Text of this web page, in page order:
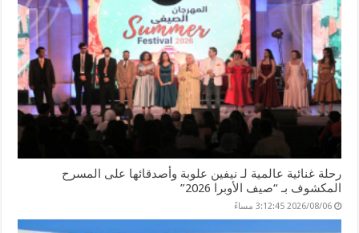
رحلة غنائية عالمية لـ نيفين علوبة وأصدقائها على المسرح
المكشوف بـ “صيف الأوبرا 2026”
2026/08/06 3:12:45 مساءً